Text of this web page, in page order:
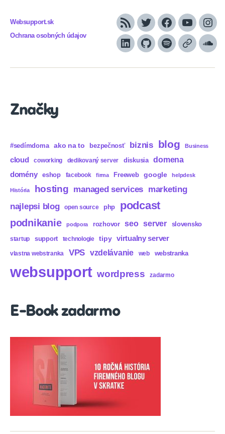
Websupport.sk
Ochrana osobných údajov
RSS TwitterFacebook
YouTube
LinkedInGitHubSpotifyApple
Značky
#sedímdoma ako na to bezpečnosť biznis blog Business
cloud coworking dedikovaný server diskusia domena
domény eshop facebook firma Freeweb google helpdesk
História hosting managed services marketing
najlepsi blog open source php podcast
podnikanie podpora rozhovor seo server slovensko
startup support technologie tipy virtualny server
vlastna webstranka VPS vzdelávanie web webstranka
websupport wordpress zadarmo
E-Book zadarmo